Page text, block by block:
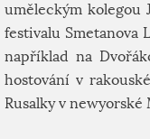
uměleckým kolegou
festivalu Smetanova
například na
hostování v
Rusalky v